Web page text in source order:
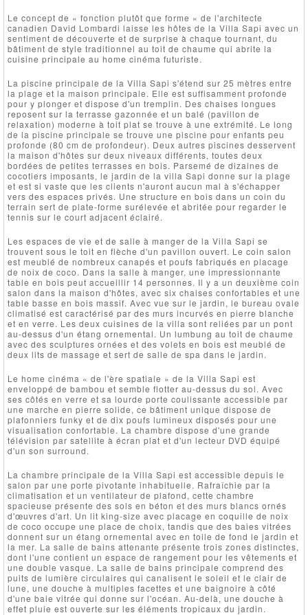
Le concept de « fonction plutôt que forme » de l'architecte
canadien David Lombardi laisse les hôtes de la Villa Sapi avec un
sentiment de découverte et de surprise à chaque tournant, du
bâtiment de style traditionnel au toit de chaume qui abrite la
cuisine principale au home cinéma futuriste.
La piscine principale de la Villa Sapi s'étend sur 25 mètres entre
la plage et la maison principale. Elle est suffisamment profonde
pour y plonger et dispose d'un tremplin. Des chaises longues
reposent sur la terrasse gazonnée et un balé (pavillon de
relaxation) moderne à toit plat se trouve à une extrémité. Le long
de la piscine principale se trouve une piscine pour enfants peu
profonde (80 cm de profondeur). Deux autres piscines desservent
la maison d'hôtes sur deux niveaux différents, toutes deux
bordées de petites terrasses en bois. Parsemé de dizaines de
cocotiers imposants, le jardin de la villa Sapi donne sur la plage
et est si vaste que les clients n'auront aucun mal à s'échapper
vers des espaces privés. Une structure en bois dans un coin du
terrain sert de plate-forme surélevée et abritée pour regarder le
tennis sur le court adjacent éclairé.
Les espaces de vie et de salle à manger de la Villa Sapi se
trouvent sous le toit en flèche d'un pavillon ouvert. Le coin salon
est meublé de nombreux canapés et poufs fabriqués en placage
de noix de coco. Dans la salle à manger, une impressionnante
table en bois peut accueillir 14 personnes. Il y a un deuxième coin
salon dans la maison d'hôtes, avec six chaises confortables et une
table basse en bois massif. Avec vue sur le jardin, le bureau ovale
climatisé est caractérisé par des murs incurvés en pierre blanche
et en verre. Les deux cuisines de la villa sont reliées par un pont
au-dessus d'un étang ornemental. Un lumbung au toit de chaume
avec des sculptures ornées et des volets en bois est meublé de
deux lits de massage et sert de salle de spa dans le jardin.
Le home cinéma « de l'ère spatiale » de la Villa Sapi est
enveloppé de bambou et semble flotter au-dessus du sol. Avec
ses côtés en verre et sa lourde porte coulissante accessible par
une marche en pierre solide, ce bâtiment unique dispose de
plafonniers funky et de dix poufs lumineux disposés pour une
visualisation confortable. La chambre dispose d'une grande
télévision par satellite à écran plat et d'un lecteur DVD équipé
d'un son surround.
La chambre principale de la Villa Sapi est accessible depuis le
salon par une porte pivotante inhabituelle. Rafraîchie par la
climatisation et un ventilateur de plafond, cette chambre
spacieuse présente des sols en béton et des murs blancs ornés
d'œuvres d'art. Un lit king-size avec placage en coquille de noix
de coco occupe une place de choix, tandis que des baies vitrées
donnent sur un étang ornemental avec en toile de fond le jardin et
la mer. La salle de bains attenante présente trois zones distinctes,
dont l'une contient un espace de rangement pour les vêtements et
une double vasque. La salle de bains principale comprend des
puits de lumière circulaires qui canalisent le soleil et le clair de
lune, une douche à multiples facettes et une baignoire à côté
d'une baie vitrée qui donne sur l'océan. Au-delà, une douche à
effet pluie est ouverte sur les éléments tropicaux du jardin.